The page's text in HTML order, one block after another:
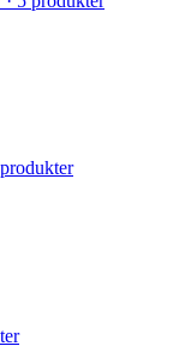
produkter